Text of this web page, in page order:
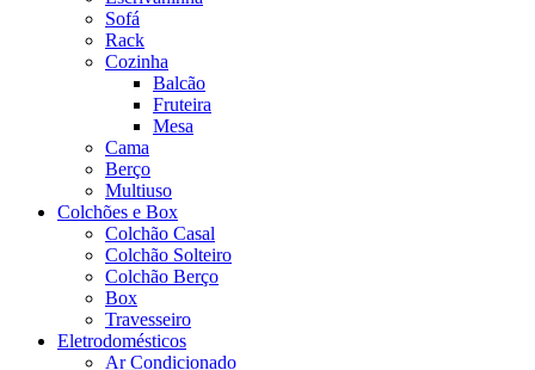
Sofá
Rack
Cozinha
Balcão
Fruteira
Mesa
Cama
Berço
Multiuso
Colchões e Box
Colchão Casal
Colchão Solteiro
Colchão Berço
Box
Travesseiro
Eletrodomésticos
Ar Condicionado